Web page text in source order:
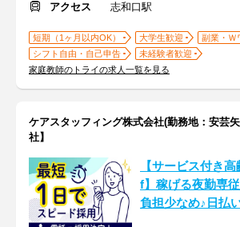
アクセス
志和口駅
短期（1ヶ月以内OK） 大学生歓迎
副業・Ｗ
シフト自由・自己申告
未経験者歓迎
家庭教師のトライの求人一覧を見る
ケアスタッフィング株式会社(勤務地：安芸
社】
【サービス付き
f】稼げる夜勤専
負担少なめ♪日払